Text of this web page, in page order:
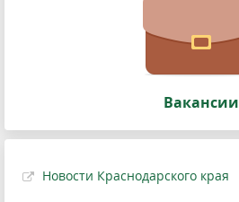
Вакансии
Новости Краснодарского края